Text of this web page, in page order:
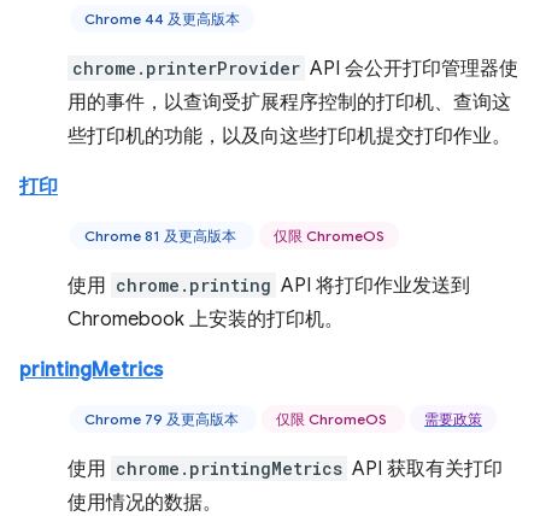
Chrome 44 及更高版本
chrome.printerProvider API 会公开打印管理器使
用的事件，以查询受扩展程序控制的打印机、查询这
些打印机的功能，以及向这些打印机提交打印作业。
打印
Chrome 81 及更高版本 仅限 ChromeOS
使用 chrome.printing API 将打印作业发送到
Chromebook 上安装的打印机。
printingMetrics
Chrome 79 及更高版本 仅限 ChromeOS 需要政策
使用 chrome.printingMetrics API 获取有关打印
使用情况的数据。